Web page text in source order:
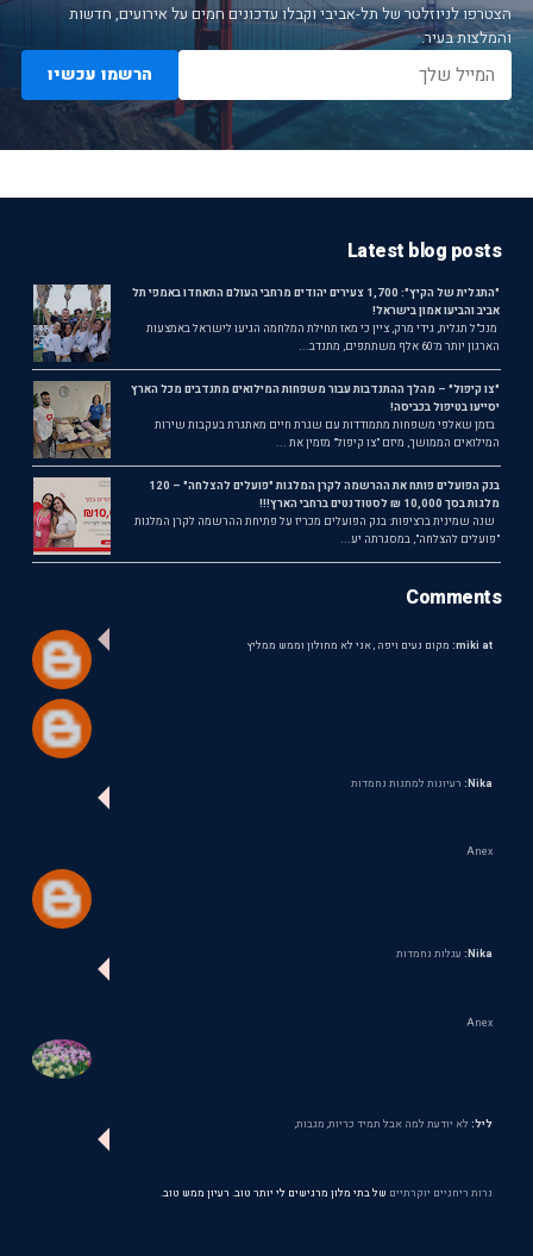
הצטרפו לניוזלטר של תל-אביבי וקבלו עדכונים חמים על אירועים, חדשות
והמלצות בעיר.
הרשמו עכשיו
Latest blog posts
"התגלית של הקיץ": 1,700 צעירים יהודים מרחבי העולם התאחדו באמפי תל
אביב והביעו אמון בישראל!
מנכ"ל תגלית, גידי מרק, ציין כי מאז תחילת המלחמה הגיעו לישראל באמצעות
הארגון יותר מ־60 אלף משתתפים, מתנדב...
"צו קיפול" – מהלך ההתנדבות עבור משפחות המילואים מתנדבים מכל הארץ
יסייעו בטיפול בכביסה!
בזמן שאלפי משפחות מתמודדות עם שגרת חיים מאתגרת בעקבות שירות
המילואים הממושך, מיזם "צו קיפול" מזמין את ...
בנק הפועלים פותח את ההרשמה לקרן המלגות "פועלים להצלחה" – 120
מלגות בסך 10,000 ₪ לסטודנטים ברחבי הארץ!!!
שנה שמינית ברציפות: בנק הפועלים מכריז על פתיחת ההרשמה לקרן המלגות
"פועלים להצלחה", במסגרתה יע...
Comments
miki at: מקום נעים ויפה , אני לא מחולון וממש ממליץ
Nika: רעיונות למתנות נחמדות
Anex
Nika: עגלות נחמדות
Anex
ליל: לא יודעת למה אבל תמיד כריות, מגבות,
נרות ריחניים יוקרתיים של בתי מלון מרגישים לי יותר טוב. רעיון ממש טוב.